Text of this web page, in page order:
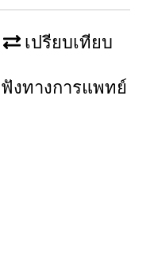
เปรียบเทียบ
งทางการแพทย์